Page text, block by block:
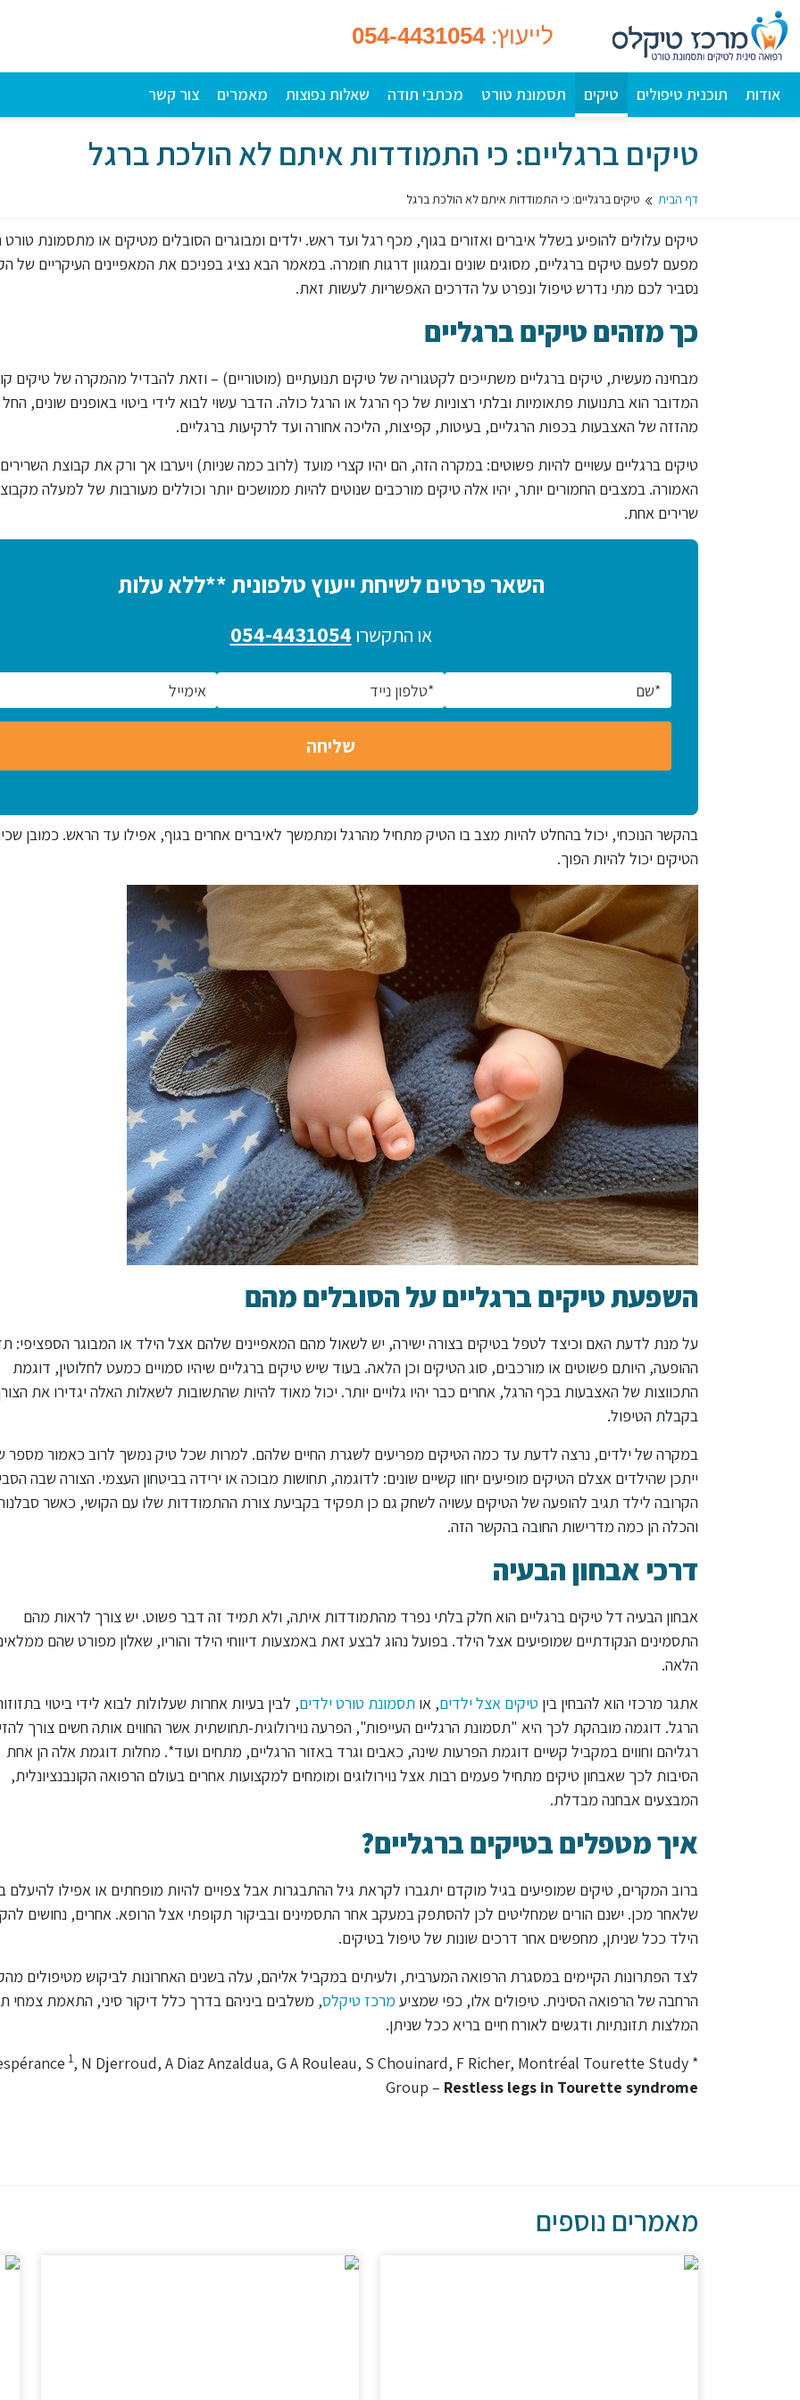
לייעוץ:054-4431054
אודות תוכנית טיפולים טיקים תסמונת טורט מכתבי תודה שאלות נפוצות מאמרים צור קשר
טיקים ברגליים: כי התמודדות איתם לא הולכת ברגל
דף הבית טיקים ברגליים: כי התמודדות איתם לא הולכת ברגל
טיקים עלולים להופיע בשלל איברים ואזורים בגוף, מכף רגל ועד ראש. ילדים ומבוגרים הסובלים מטיקים או מתסמונת טורט
מפעם לפעם טיקים ברגליים, מסוגים שונים ובמגוון דרגות חומרה. במאמר הבא נציג בפניכם את המאפיינים העיקריים של
נסביר לכם מתי נדרש טיפול ונפרט על הדרכים האפשריות לעשות זאת.
כך מזהים טיקים ברגליים
מבחינה מעשית, טיקים ברגליים משתייכים לקטגוריה של טיקים תנועתיים (מוטוריים) – וזאת להבדיל מהמקרה של טיקים
המדובר הוא בתנועות פתאומיות ובלתי רצוניות של כף הרגל או הרגל כולה. הדבר עשוי לבוא לידי ביטוי באופנים שונים, החל
מהזזה של האצבעות בכפות הרגליים, בעיטות, קפיצות, הליכה אחורה ועד לרקיעות ברגליים.
טיקים ברגליים עשויים להיות פשוטים: במקרה הזה, הם יהיו קצרי מועד (לרוב כמה שניות) ויערבו אך ורק את קבוצת השרירים
האמורה. במצבים החמורים יותר, יהיו אלה טיקים מורכבים שנוטים להיות ממושכים יותר וכוללים מעורבות של למעלה
שרירים אחת.
השאר פרטים לשיחת ייעוץ טלפונית **ללא עלות
או התקשרו 054-4431054
בהקשר הנוכחי, יכול בהחלט להיות מצב בו הטיק מתחיל מהרגל ומתמשך לאיברים אחרים בגוף, אפילו עד הראש. כמובן
הטיקים יכול להיות הפוך.
השפעת טיקים ברגליים על הסובלים מהם
על מנת לדעת האם וכיצד לטפל בטיקים בצורה ישירה, יש לשאול מהם המאפיינים שלהם אצל הילד או המבוגר הספציפי:
ההופעה, היותם פשוטים או מורכבים, סוג הטיקים וכן הלאה. בעוד שיש טיקים ברגליים שיהיו סמויים כמעט לחלוטין, דוגמת
התכווצות של האצבעות בכף הרגל, אחרים כבר יהיו גלויים יותר. יכול מאוד להיות שהתשובות לשאלות האלה יגדירו את
בקבלת הטיפול.
במקרה של ילדים, נרצה לדעת עד כמה הטיקים מפריעים לשגרת החיים שלהם. למרות שכל טיק נמשך לרוב כאמור מספר
ייתכן שהילדים אצלם הטיקים מופיעים יחוו קשיים שונים: לדוגמה, תחושות מבוכה או ירידה בביטחון העצמי. הצורה שבה
הקרובה לילד תגיב להופעה של הטיקים עשויה לשחק גם כן תפקיד בקביעת צורת ההתמודדות שלו עם הקושי, כאשר
והכלה הן כמה מדרישות החובה בהקשר הזה.
דרכי אבחון הבעיה
אבחון הבעיה דל טיקים ברגליים הוא חלק בלתי נפרד מהתמודדות איתה, ולא תמיד זה דבר פשוט. יש צורך לראות מהם
התסמינים הנקודתיים שמופיעים אצל הילד. בפועל נהוג לבצע זאת באמצעות דיווחי הילד והוריו, שאלון מפורט שהם
הלאה.
אתגר מרכזי הוא להבחין בין טיקים אצל ילדים, או תסמונת טורט ילדים, לבין בעיות אחרות שעלולות לבוא לידי ביטוי
הרגל. דוגמה מובהקת לכך היא "תסמונת הרגליים העייפות", הפרעה נוירולוגית-תחושתית אשר החווים אותה חשים צורך
רגליהם וחווים במקביל קשיים דוגמת הפרעות שינה, כאבים וגרד באזור הרגליים, מתחים ועוד*. מחלות דוגמת אלה הן אחת
הסיבות לכך שאבחון טיקים מתחיל פעמים רבות אצל נוירולוגים ומומחים למקצועות אחרים בעולם הרפואה הקונבנציונלית,
המבצעים אבחנה מבדלת.
איך מטפלים בטיקים ברגליים?
ברוב המקרים, טיקים שמופיעים בגיל מוקדם יתגברו לקראת גיל ההתבגרות אבל צפויים להיות מופחתים או אפילו להיעלם
שלאחר מכן. ישנם הורים שמחליטים לכן להסתפק במעקב אחר התסמינים ובביקור תקופתי אצל הרופא. אחרים, נחושים
הילד ככל שניתן, מחפשים אחר דרכים שונות של טיפול בטיקים.
לצד הפתרונות הקיימים במסגרת הרפואה המערבית, ולעיתים במקביל אליהם, עלה בשנים האחרונות לביקוש מטיפולים
הרחבה של הרפואה הסינית. טיפולים אלו, כפי שמציע מרכז טיקלס, משלבים ביניהם בדרך כלל דיקור סיני, התאמת צמחי
המלצות תזונתיות ודגשים לאורח חיים בריא ככל שניתן.
* P Lespérance
1, N Djerroud, A Diaz Anzaldua, G A Rouleau, S Chouinard, F Richer, Montréal Tourette Study
Group – Restless legs in Tourette syndrome
תרופת הריטלין להפרעת קשב וריכוז
התרופה עלולה להגביר טיקים
בתסמונת טורט / טיקים, בעת הצורך
יש להתייעץ עם רופא מומחה.
תזונה מטוגנת / שומנית
על המידה אינה מומלצת
טיקים / תסמונת טורט
מאמרים נוספים